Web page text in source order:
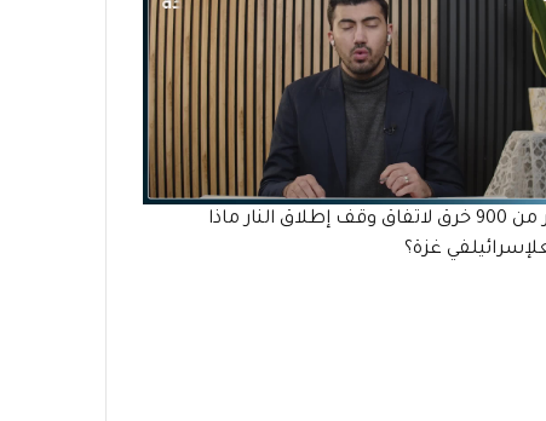
أكثر من 900 خرق لاتفاق وقف إطلاق النار ماذا
غزة؟